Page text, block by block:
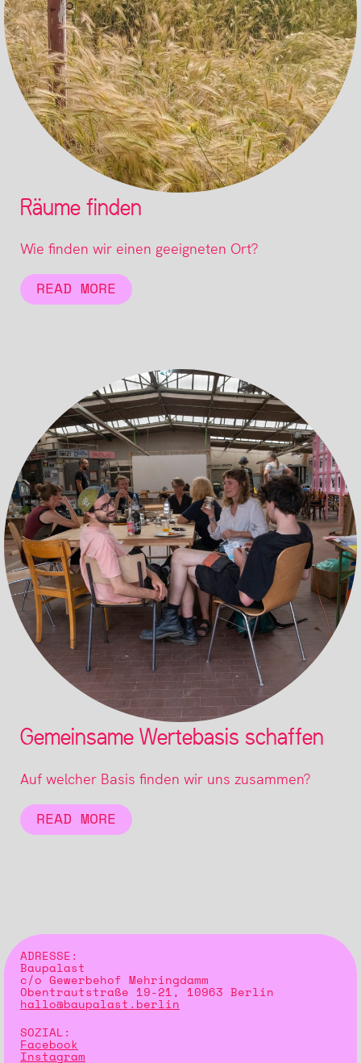
Räume finden
Wie finden wir einen geeigneten Ort?
READ MORE
Gemeinsame Wertebasis schaffen
Auf welcher Basis finden wir uns zusammen?
READ MORE
ADRESSE:
Baupalast
c/o Gewerbehof Mehringdamm
Obentrautstraße 19-21, 10963 Berlin
hallo@baupalast.berlin
SOZIAL:
Facebook
Instagram